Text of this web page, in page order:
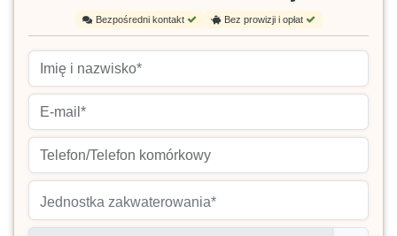
Bezpośredni kontakt Bez prowizji i opłat
Jednostka zakwaterowania*